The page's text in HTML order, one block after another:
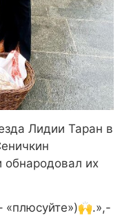
Лидии Таран в
обнародовал их
«плюсуйте»)🙌.»,-